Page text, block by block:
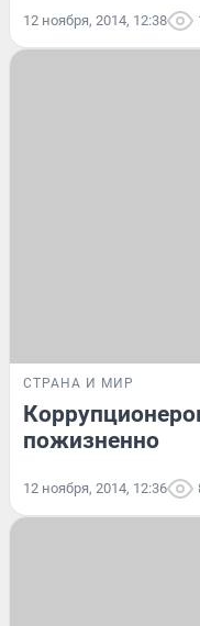
12 ноября, 2014, 12:38
СТРАНА И МИР
пожизненно
12 ноября, 2014, 12:36